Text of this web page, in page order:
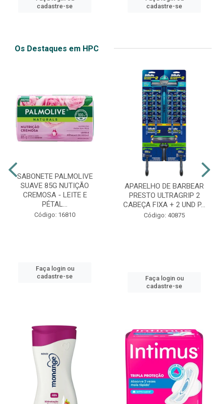
cadastre-se
cadastre-se
Os Destaques em HPC
SABONETE PALMOLIVE
SUAVE 85G NUTIÇÃO
CREMOSA - LEITE E
PÉTAL...
Código: 16810
Faça login ou
cadastre-se
APARELHO DE BARBEAR
PRESTO ULTRAGRIP 2
CABEÇA FIXA + 2 UND P...
Código: 40875
Faça login ou
cadastre-se